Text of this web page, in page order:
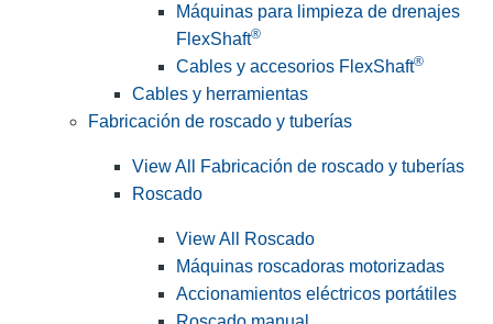
Máquinas para limpieza de drenajes
FlexShaft®
Cables y accesorios FlexShaft®
Cables y herramientas
Fabricación de roscado y tuberías
View All Fabricación de roscado y tuberías
Roscado
View All Roscado
Máquinas roscadoras motorizadas
Accionamientos eléctricos portátiles